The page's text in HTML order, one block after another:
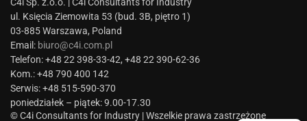
ul. Księcia Ziemowita 53 (bud. 3B, piętro 1)
03-885 Warszawa, Poland
Email: biuro@c4i.com.pl
Telefon: +48 22 398-33-42, +48 22 390-62-36
Kom.: +48 790 400 142
Serwis: +48 515-590-370
poniedziałek – piątek: 9.00-17.30
© C4i Consultants for Industry | Wszelkie prawa zastrzeżone